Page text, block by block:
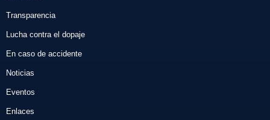
Transparencia
Lucha contra el dopaje
En caso de accidente
Noticias
Eventos
Enlaces